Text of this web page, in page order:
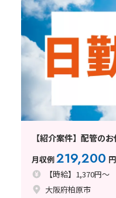
【紹介案件】配管の
月収例219,200 円
【時給】1,370円～
大阪府柏原市